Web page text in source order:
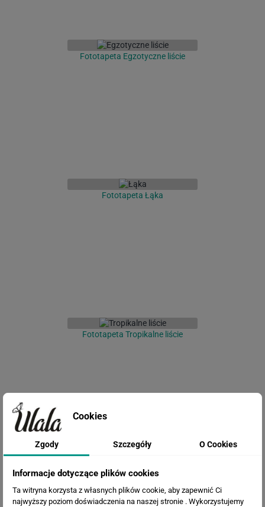
Fototapeta Egzotyczne liście
Fototapeta Łąka
Fototapeta Tropikalne liście
Fototapeta Trawa pampasowa
Cookies
Zgody Szczegóły O Cookies
Informacje dotyczące plików cookies
Ta witryna korzysta z własnych plików cookie, aby zapewnić Ci
najwyższy poziom doświadczenia na naszej stronie . Wykorzystujemy